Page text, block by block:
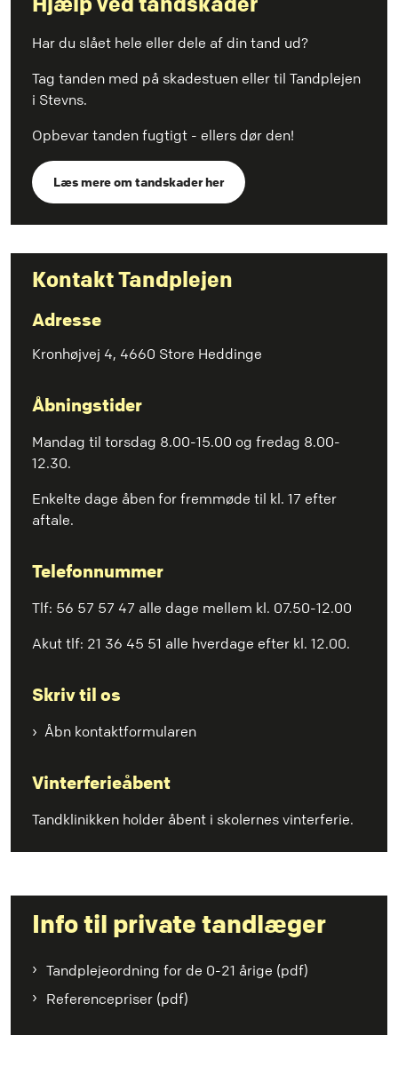
Har du slået hele eller dele af din tand ud?
Tag tanden med på skadestuen eller til Tandplejen
i Stevns.
Opbevar tanden fugtigt - ellers dør den!
Læs mere om tandskader her
Kontakt Tandplejen
Adresse
Kronhøjvej 4, 4660 Store Heddinge
Åbningstider
Mandag til torsdag 8.00-15.00 og fredag 8.00-
12.30.
Enkelte dage åben for fremmøde til kl. 17 efter
aftale.
Telefonnummer
Tlf: 56 57 57 47 alle dage mellem kl. 07.50-12.00
Akut tlf: 21 36 45 51 alle hverdage efter kl. 12.00.
Skriv til os
Åbn kontaktformularen
Vinterferieåbent
Tandklinikken holder åbent i skolernes vinterferie.
Info til private tandlæger
Tandplejeordning for de 0-21 årige (pdf)
Referencepriser (pdf)